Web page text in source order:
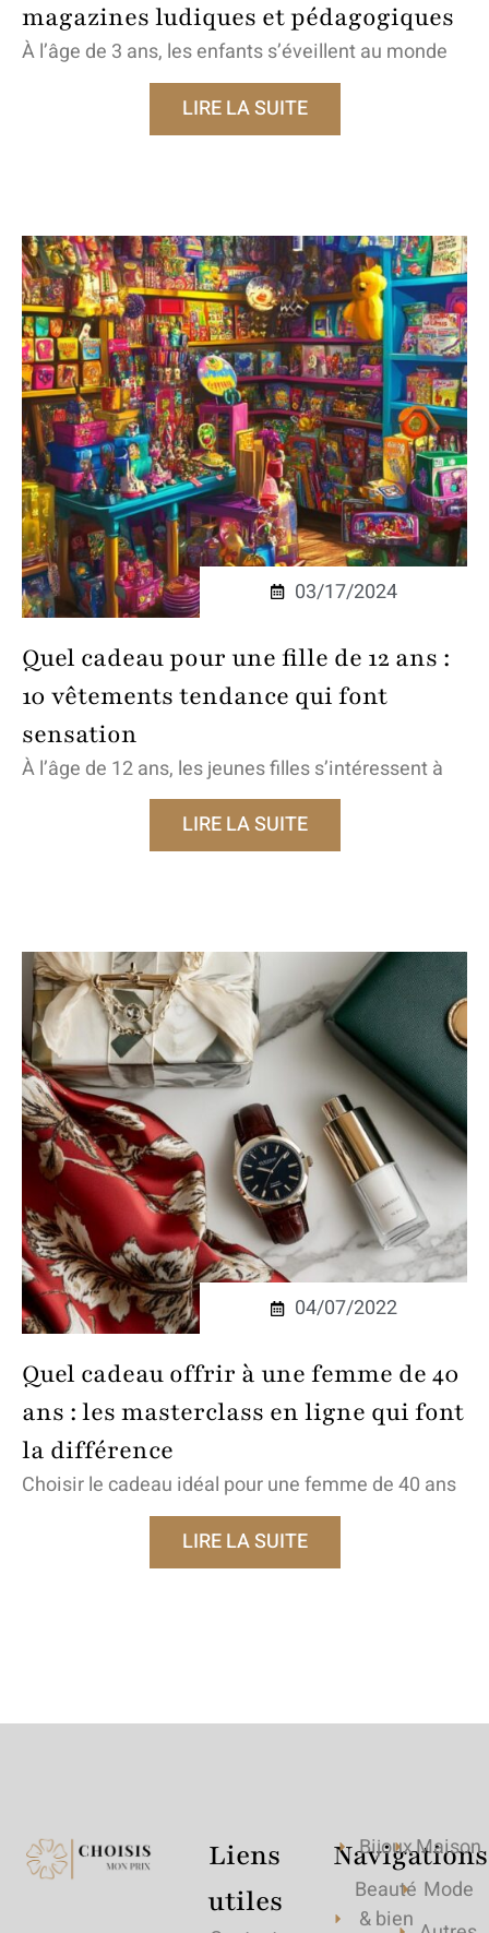
magazines ludiques et pédagogiques
À l’âge de 3 ans, les enfants s’éveillent au monde
LIRE LA SUITE
03/17/2024
Quel cadeau pour une fille de 12 ans :
10 vêtements tendance qui font
sensation
À l’âge de 12 ans, les jeunes filles s’intéressent à
LIRE LA SUITE
04/07/2022
Quel cadeau offrir à une femme de 40
ans : les masterclass en ligne qui font
la différence
Choisir le cadeau idéal pour une femme de 40 ans
LIRE LA SUITE
Liens
utiles
Navigations
Bijoux
Beauté
& bien
Maison
Mode